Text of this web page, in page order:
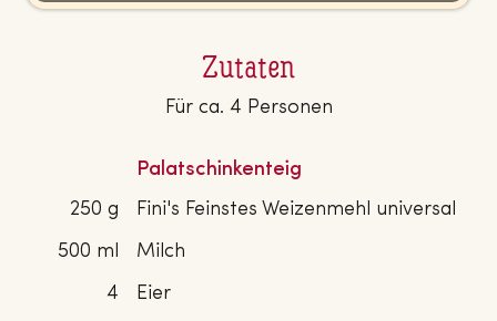
Zutaten
Für ca. 4 Personen
Palatschinkenteig
250 g
Fini's Feinstes Weizenmehl universal
500 ml
Milch
4
Eier